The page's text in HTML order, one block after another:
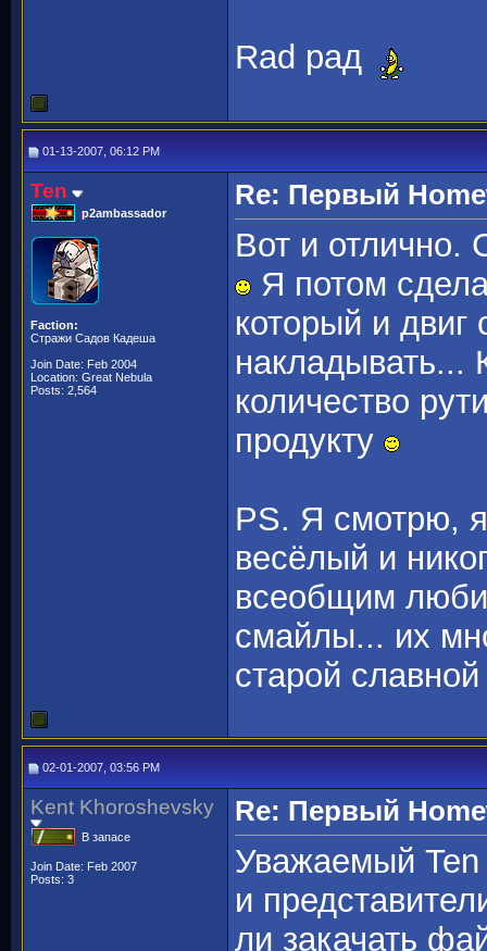
Rad рад
01-13-2007, 06:12 PM
Ten
p2ambassador
Faction:
Стражи Садов Кадеша
Join Date: Feb 2004
Location: Great Nebula
Posts: 2,564
Re: Первый
Вот и отлично.
Я потом
который и двиг
накладывать...
количество
продукту
PS. Я смотрю,
весёлый и
всеобщим
смайлы... их
старой
02-01-2007, 03:56 PM
Kent Khoroshevsky
В запасе
Join Date: Feb 2007
Posts: 3
Re: Первый
Уважаемый
и
ли закачать